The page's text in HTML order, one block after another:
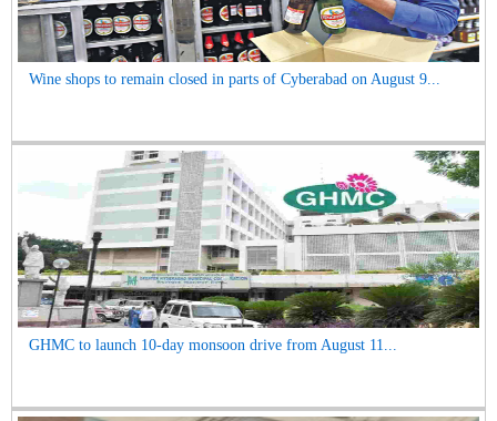
Wine shops to remain closed in parts of Cyberabad on August 9...
GHMC to launch 10-day monsoon drive from August 11...